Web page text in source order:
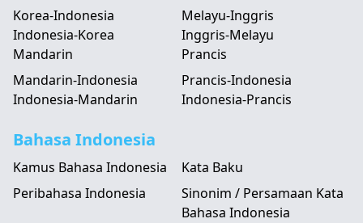
Korea-Indonesia
Indonesia-Korea
Melayu-Inggris
Inggris-Melayu
Mandarin
Mandarin-Indonesia
Indonesia-Mandarin
Prancis
Prancis-Indonesia
Indonesia-Prancis
Bahasa Indonesia
Kamus Bahasa Indonesia
Kata Baku
Peribahasa Indonesia
Sinonim / Persamaan Kata
Bahasa Indonesia